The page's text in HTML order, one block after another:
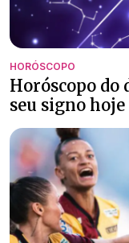
HORÓSCOPO
Horóscopo do
seu signo hoje